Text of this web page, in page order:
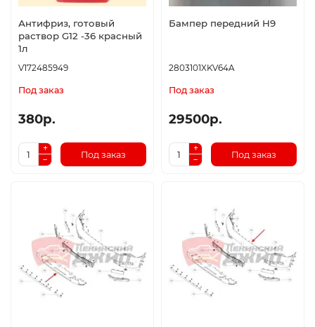
Антифриз, готовый
раствор G12 -36 красный
1л
V172485949
Под заказ
380р.
Под заказ
Бампер передний H9
2803101XKV64A
Под заказ
29500р.
Под заказ